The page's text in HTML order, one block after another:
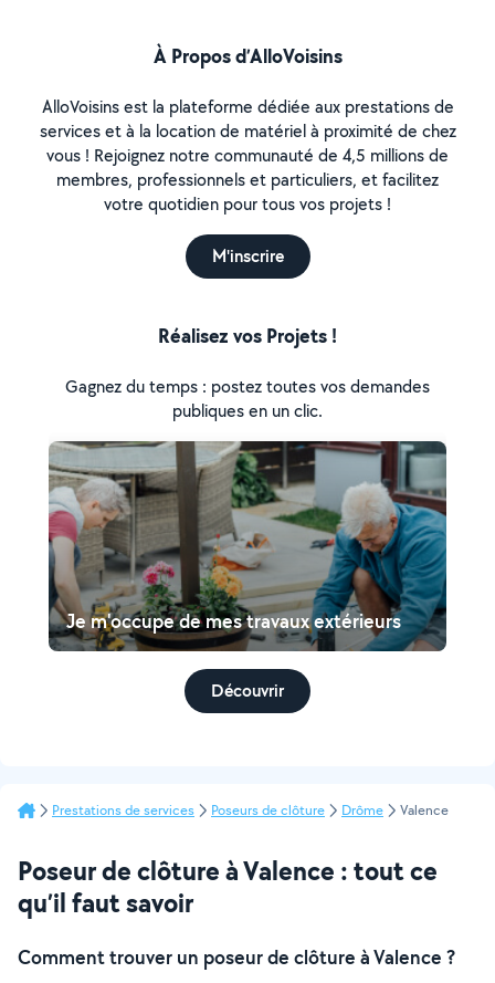
À Propos d’AlloVoisins
AlloVoisins est la plateforme dédiée aux prestations de
services et à la location de matériel à proximité de chez
vous ! Rejoignez notre communauté de 4,5 millions de
membres, professionnels et particuliers, et facilitez
votre quotidien pour tous vos projets !
M'inscrire
Réalisez vos Projets !
Gagnez du temps : postez toutes vos demandes
publiques en un clic.
Je m'occupe de mes travaux extérieurs
Découvrir
Prestations de services Poseurs de clôture Drôme Valence
Poseur de clôture à Valence : tout ce
qu’il faut savoir
Comment trouver un poseur de clôture à Valence ?